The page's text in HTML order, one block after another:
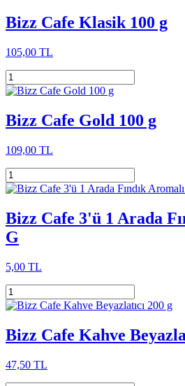
Bizz Cafe Klasik 100 g
105,00 TL
Bizz Cafe Gold 100 g
109,00 TL
Bizz Cafe 3'ü 1 Arada
G
5,00 TL
Bizz Cafe Kahve
47,50 TL